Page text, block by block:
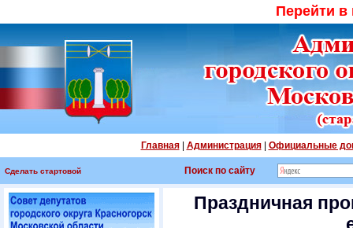
Перейти
Главная| Администрация| Официальные
Сделать стартовой Поиск по сайту
Праздничная